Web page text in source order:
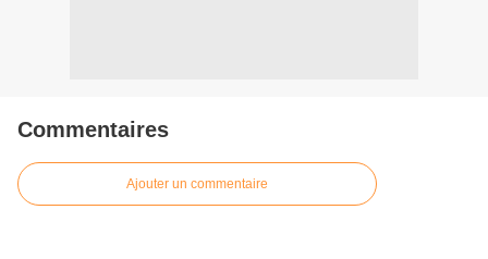
Commentaires
Ajouter un commentaire